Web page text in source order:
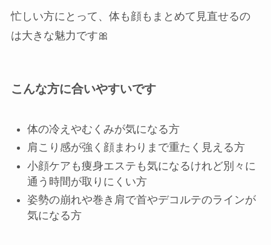
忙しい方にとって、体も顔もまとめて見直せるの
は大きな魅力です🎀
こんな方に合いやすいです
体の冷えやむくみが気になる方
肩こり感が強く顔まわりまで重たく見える方
小顔ケアも痩身エステも気になるけれど別々に
通う時間が取りにくい方
姿勢の崩れや巻き肩で首やデコルテのラインが
気になる方